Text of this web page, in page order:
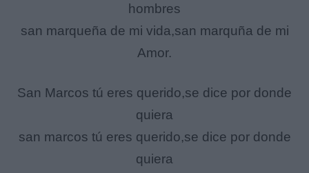
hombres
san marqueña de mi vida,san marquña de mi
Amor.
San Marcos tú eres querido,se dice por donde
quiera
san marcos tú eres querido,se dice por donde
quiera